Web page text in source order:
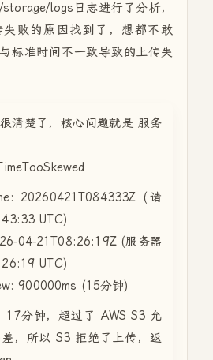
logs日志进行了分析，
败的原因找到了，想都不敢
标准时间不一致导致的上传失
清楚了，核心问题就是 服务
20260421T084333Z (请
UTC)
04-21T08:26:19Z (服务器
UTC)
900000ms (15分钟)
17分钟，超过了 AWS S3 允
，所以 S3 拒绝了上传，返